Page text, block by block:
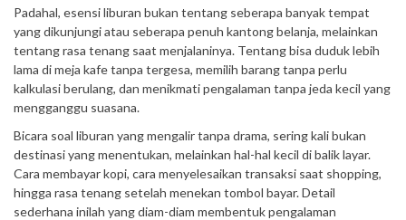
Padahal, esensi liburan bukan tentang seberapa banyak tempat
yang dikunjungi atau seberapa penuh kantong belanja, melainkan
tentang rasa tenang saat menjalaninya. Tentang bisa duduk lebih
lama di meja kafe tanpa tergesa, memilih barang tanpa perlu
kalkulasi berulang, dan menikmati pengalaman tanpa jeda kecil yang
mengganggu suasana.
Bicara soal liburan yang mengalir tanpa drama, sering kali bukan
destinasi yang menentukan, melainkan hal-hal kecil di balik layar.
Cara membayar kopi, cara menyelesaikan transaksi saat shopping,
hingga rasa tenang setelah menekan tombol bayar. Detail
sederhana inilah yang diam-diam membentuk pengalaman